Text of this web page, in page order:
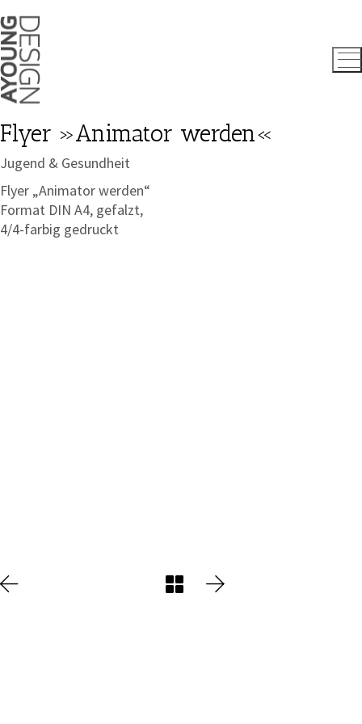
Flyer »Animator werden«
Jugend & Gesundheit
Flyer „Animator werden“
Format DIN A4, gefalzt,
4/4-farbig gedruckt